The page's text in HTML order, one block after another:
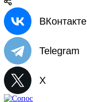
ВКонтакте
Telegram
X